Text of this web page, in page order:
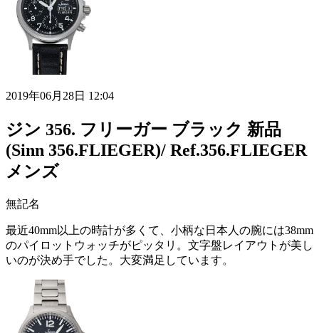
2019年06月28日 12:04
ジン 356. フリーガー ブラック 新品
(Sinn 356.FLIEGER)/ Ref.356.FLIEGER
メンズ
無記名
最近40mm以上の時計が多くて、小柄な日本人の腕には38mm
のパイロットウォッチがピッタリ。文字盤レイアウトが美し
いのが決め手でした。大変満足しています。